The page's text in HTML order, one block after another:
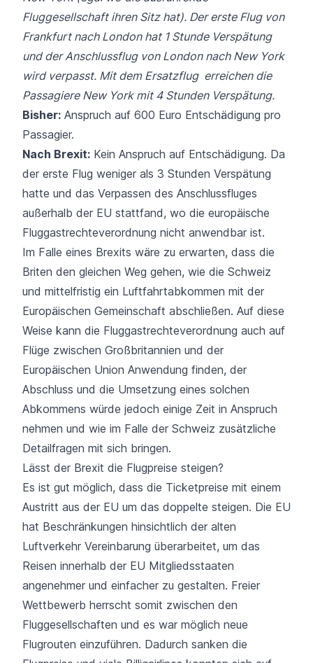
Fluggesellschaft ihren Sitz hat). Der erste Flug von
Frankfurt nach London hat 1 Stunde Verspätung
und der Anschlussflug von London nach New York
wird verpasst. Mit dem Ersatzflug erreichen die
Passagiere New York mit 4 Stunden Verspätung.
Bisher: Anspruch auf 600 Euro Entschädigung pro
Passagier.
Nach Brexit: Kein Anspruch auf Entschädigung. Da
der erste Flug weniger als 3 Stunden Verspätung
hatte und das Verpassen des Anschlussfluges
außerhalb der EU stattfand, wo die europäische
Fluggastrechteverordnung nicht anwendbar ist.
Im Falle eines Brexits wäre zu erwarten, dass die
Briten den gleichen Weg gehen, wie die Schweiz
und mittelfristig ein Luftfahrtabkommen mit der
Europäischen Gemeinschaft abschließen. Auf diese
Weise kann die Fluggastrechteverordnung auch auf
Flüge zwischen Großbritannien und der
Europäischen Union Anwendung finden, der
Abschluss und die Umsetzung eines solchen
Abkommens würde jedoch einige Zeit in Anspruch
nehmen und wie im Falle der Schweiz zusätzliche
Detailfragen mit sich bringen.
Lässt der Brexit die Flugpreise steigen?
Es ist gut möglich, dass die Ticketpreise mit einem
Austritt aus der EU um das doppelte steigen. Die EU
hat Beschränkungen hinsichtlich der alten
Luftverkehr Vereinbarung überarbeitet, um das
Reisen innerhalb der EU Mitgliedsstaaten
angenehmer und einfacher zu gestalten. Freier
Wettbewerb herrscht somit zwischen den
Fluggesellschaften und es war möglich neue
Flugrouten einzuführen. Dadurch sanken die